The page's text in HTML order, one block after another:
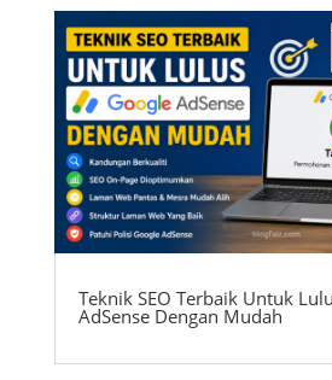
Teknik SEO Terbaik Untuk
AdSense Dengan Mudah